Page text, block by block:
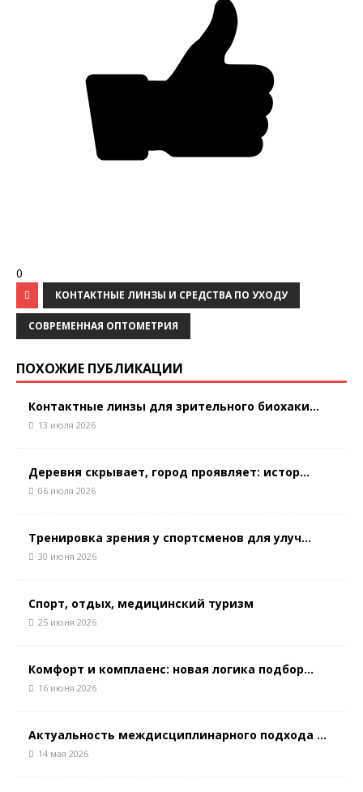
0
КОНТАКТНЫЕ ЛИНЗЫ И СРЕДСТВА ПО УХОДУ
СОВРЕМЕННАЯ ОПТОМЕТРИЯ
ПОХОЖИЕ ПУБЛИКАЦИИ
Контактные линзы для зрительного биохаки...
13 июля 2026
Деревня скрывает, город проявляет: истор...
06 июля 2026
Тренировка зрения у спортсменов для улуч...
30 июня 2026
Спорт, отдых, медицинский туризм
25 июня 2026
Комфорт и комплаенс: новая логика подбор...
16 июня 2026
Актуальность междисциплинарного подхода ...
14 мая 2026